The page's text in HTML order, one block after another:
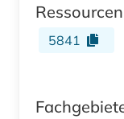
5841